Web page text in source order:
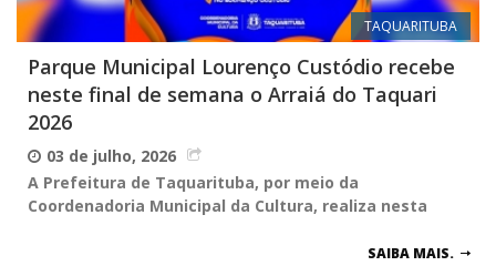
TAQUARITUBA
Parque Municipal Lourenço Custódio recebe
neste final de semana o Arraiá do Taquari
2026
03 de julho, 2026
A Prefeitura de Taquarituba, por meio da
Coordenadoria Municipal da Cultura, realiza nesta
SAIBA MAIS.